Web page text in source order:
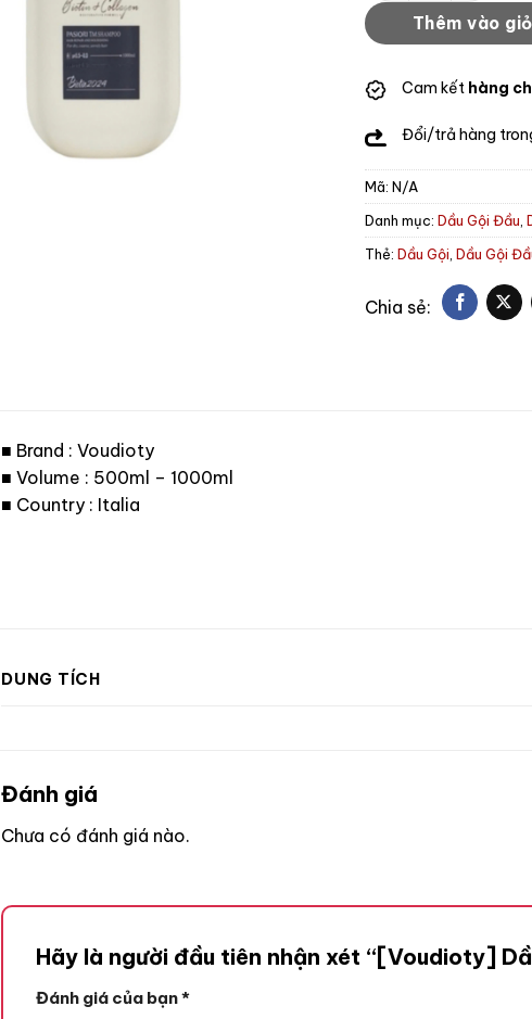
Thêm vào
Cam kết hàng
Đổi/trả hàng
Mã:N/A
Danh mục:Dầu Gội Đầu,
Thẻ:Dầu Gội,Dầu Gội
■ Brand : Voudioty
■ Volume : 500ml – 1000ml
■ Country : Italia
DUNG TÍCH
Đánh giá
Chưa có đánh giá nào.
Hãy là người đầu tiên nhận xét “[Voudioty]
Đánh giá của bạn*